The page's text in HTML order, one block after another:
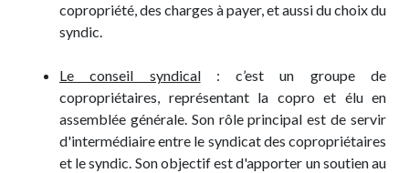
copropriété, des charges à payer, et aussi du choix du
syndic.
Le conseil syndical: c’est un groupe de
copropriétaires, représentant la copro et élu en
assemblée générale. Son rôle principal est de servir
d'intermédiaire entre le syndicat des copropriétaires
et le syndic. Son objectif est d'apporter un soutien au